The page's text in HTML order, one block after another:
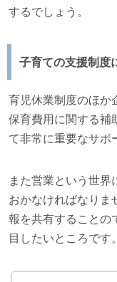
するでしょう。
子育ての支援制度
育児休業制度のほか
保育費用に関する補
て非常に重要なサポ
また営業という世界
おかなければなりま
報を共有することの
目したいところです。